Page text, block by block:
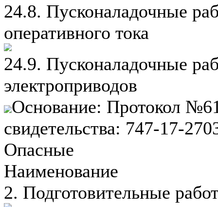
24.8. Пусконаладочные
оперативного тока
24.9. Пусконаладочные
электроприводов
Основание: Протокол
свидетельства: 747-17-
Опасные
Наименование
2. Подготовительные